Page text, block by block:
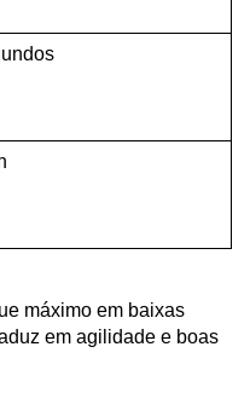
máximo em baixas
em agilidade e boas